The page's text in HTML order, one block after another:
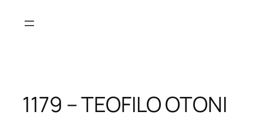
para
1179 – TEOFILO OTONI